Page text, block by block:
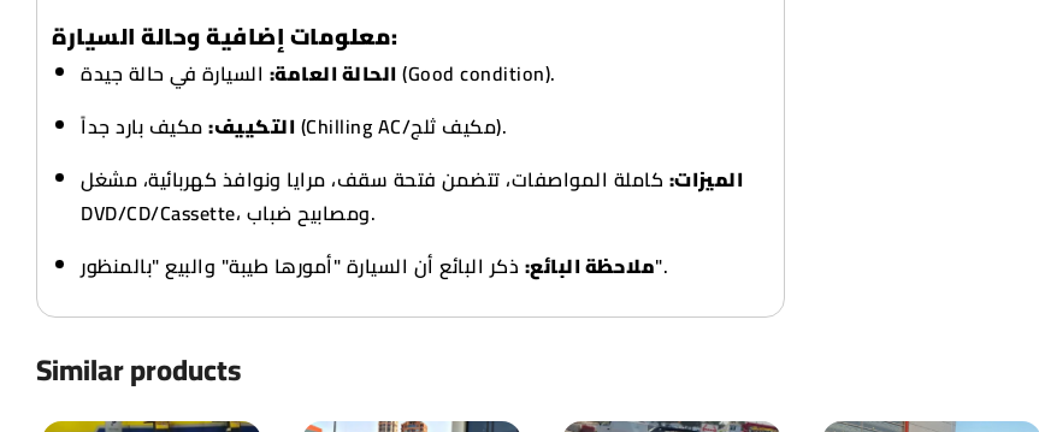
معلومات إضافية وحالة السيارة:
الحالة العامة:السيارة في حالة جيدة (Good condition).
التكييف:
مكيف بارد جداً (Chilling AC/مكيف ثلج).
الميزات: كاملة المواصفات، تتضمن فتحة سقف، مرايا ونوافذ كهربائية، مشغل
DVD/CD/Cassette، ومصابيح ضباب.
ملاحظة البائع:ذكر البائع أن السيارة "أمورها طيبة" والبيع "بالمنظور".
Similar products